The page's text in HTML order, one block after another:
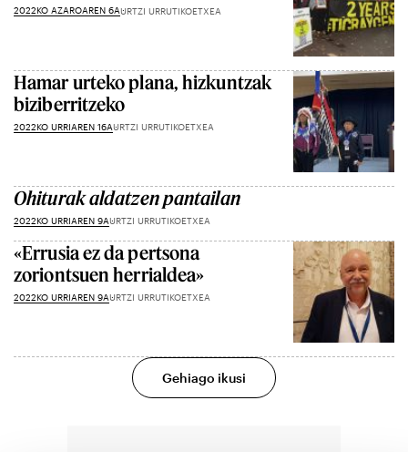
2022KO AZAROAREN 6AURTZI URRUTIKOETXEA
Hamar urteko plana, hizkuntzak
biziberritzeko
2022KO URRIAREN 16AURTZI URRUTIKOETXEA
Ohiturak aldatzen pantailan
2022KO URRIAREN 9AURTZI URRUTIKOETXEA
«Errusia ez da pertsona
zoriontsuen herrialdea»
2022KO URRIAREN 9AURTZI URRUTIKOETXEA
Gehiago ikusi